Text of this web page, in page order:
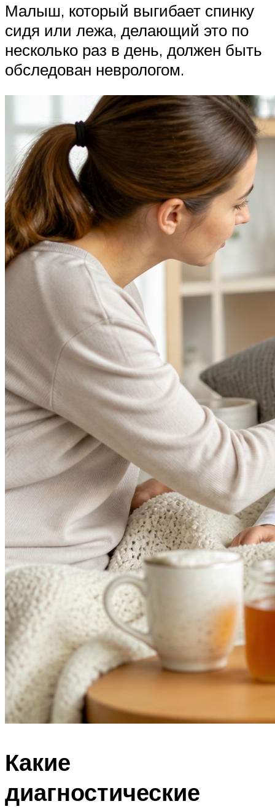
Малыш, который выгибает спинку
сидя или лежа, делающий это по
несколько раз в день, должен быть
обследован неврологом.
Какие
диагностические